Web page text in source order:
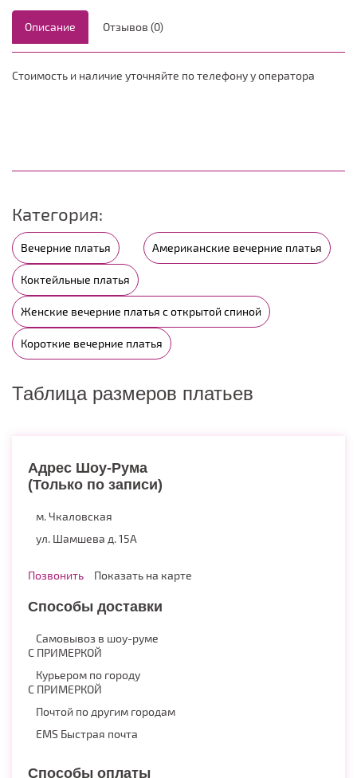
Описание Отзывов (0)
Стоимость и наличие уточняйте по телефону у оператора
Категория:
Вечерние платья Американские вечерние платья
Коктейльные платья
Женские вечерние платья с открытой спиной
Короткие вечерние платья
Таблица размеров платьев
Адрес Шоу-Рума
(Только по записи)
м. Чкаловская
ул. Шамшева д. 15А
Позвонить Показать на карте
Способы доставки
Самовывоз в шоу-руме
С ПРИМЕРКОЙ
Курьером по городу
С ПРИМЕРКОЙ
Почтой по другим городам
EMS Быстрая почта
Способы оплаты